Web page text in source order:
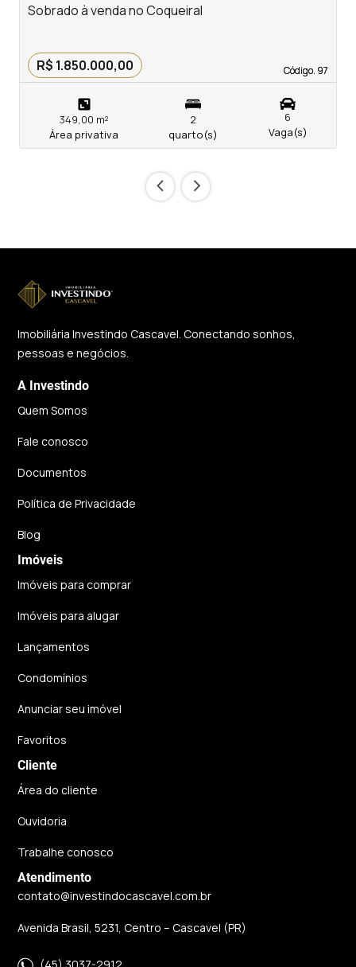
Código. 97
Código. 97
Sobrado à venda no Coqueiral
R$ 1.850.000,00
349,00 m²
Área privativa
2
quarto(s)
6
Vaga(s)
‹ ›
Imobiliária Investindo Cascavel. Conectando sonhos,
pessoas e negócios.
A Investindo
Quem Somos
Fale conosco
Documentos
Política de Privacidade
Blog
Imóveis
Imóveis para comprar
Imóveis para alugar
Lançamentos
Condomínios
Anunciar seu imóvel
Favoritos
Cliente
Área do cliente
Ouvidoria
Trabalhe conosco
Atendimento
contato@investindocascavel.com.br
Avenida Brasil, 5231, Centro – Cascavel (PR)